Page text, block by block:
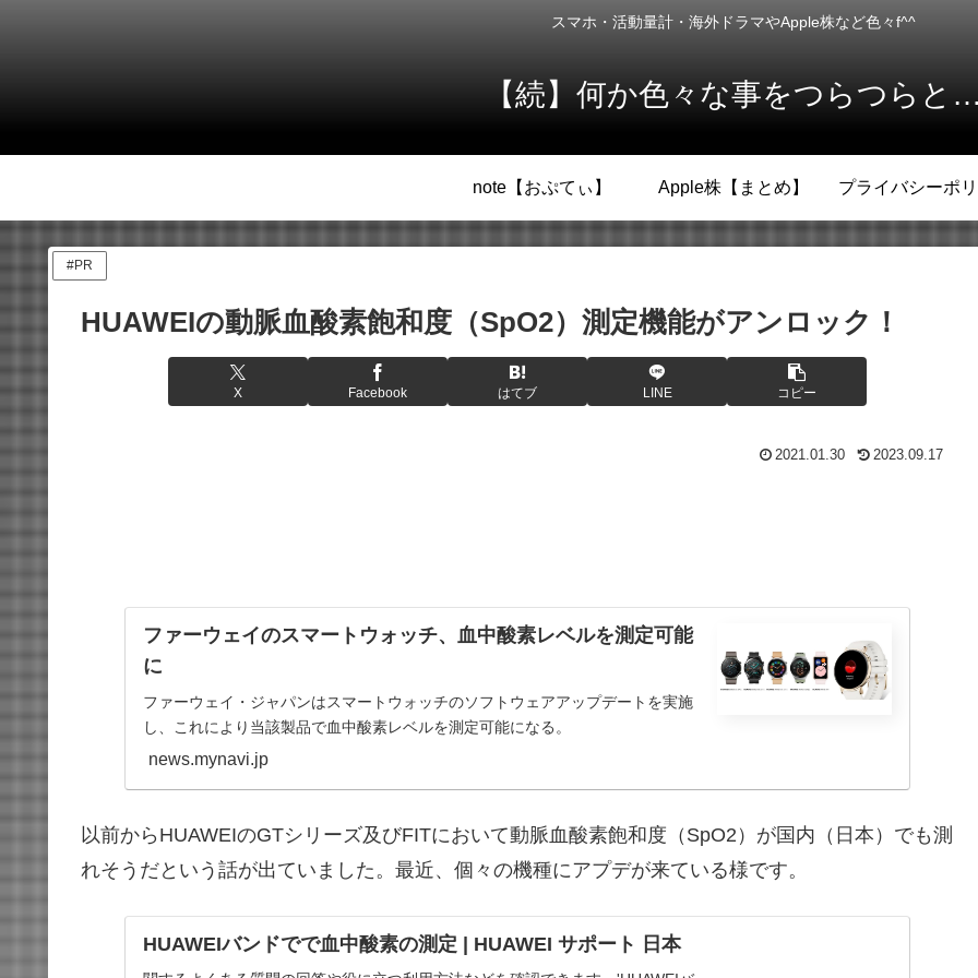
スマホ・活動量計・海外ドラマやApple株など色々f^^
【続】何か色々な事をつらつらと
note【おぷてぃ】 Apple株【まとめ】 プライバシーポ
#PR
HUAWEIの動脈血酸素飽和度（SpO2）測定機能がアンロック！
X Facebook はてブ LINE コピー
2021.01.30 2023.09.17
ファーウェイのスマートウォッチ、血中酸素レベルを測定可能
に
ファーウェイ・ジャパンはスマートウォッチのソフトウェアアップデートを実施
し、これにより当該製品で血中酸素レベルを測定可能になる。
news.mynavi.jp
以前からHUAWEIのGTシリーズ及びFITにおいて動脈血酸素飽和度（SpO2）が国内（日本）でも測
れそうだという話が出ていました。最近、個々の機種にアプデが来ている様です。
HUAWEIバンドでで血中酸素の測定 | HUAWEI サポート 日本